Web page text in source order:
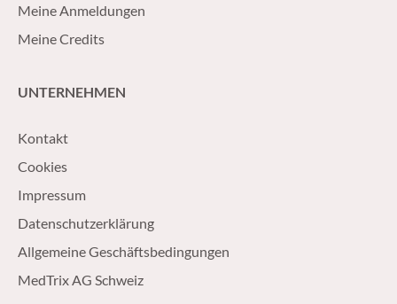
Meine Anmeldungen
Meine Credits
UNTERNEHMEN
Kontakt
Cookies
Impressum
Datenschutzerklärung
Allgemeine Geschäftsbedingungen
MedTrix AG Schweiz